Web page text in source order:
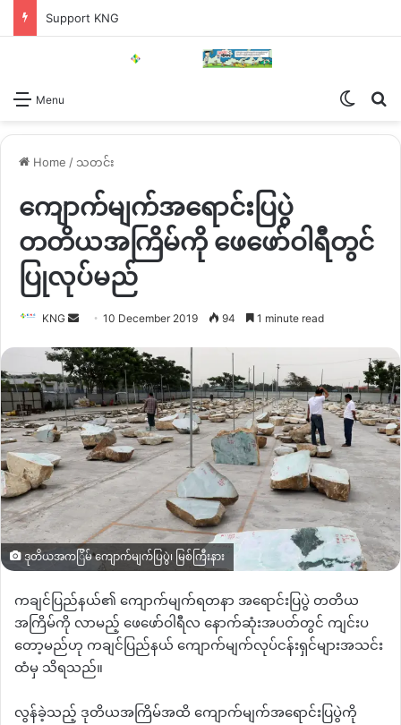
Support KNG
Menu
Home / သတင်း
ကျောက်မျက်အရောင်းပြပွဲ
တတိယအကြိမ်ကို ဖေဖော်ဝါရီတွင်
ပြုလုပ်မည်
KNG
Send
email
10 December 2019 94 1 minute read
ဒုတိယအက​ြိမ် ကျောက်မျက်ပြပွဲ၊ မြစ်ကြီးနား
ကချင်ပြည်နယ်၏ ကျောက်မျက်ရတနာ အရောင်းပြပွဲ တတိယ
အကြိမ်ကို လာမည့် ဖေဖော်ဝါရီလ နောက်ဆုံးအပတ်တွင် ကျင်းပ
တော့မည်ဟု ကချင်ပြည်နယ် ကျောက်မျက်လုပ်ငန်းရှင်များအသင်း
ထံမှ သိရသည်။
လွန်ခဲ့သည့် ဒုတိယအကြိမ်အထိ ကျောက်မျက်အရောင်းပြပွဲကို